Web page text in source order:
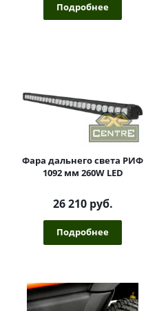
Подробнее
Фара дальнего света РИФ
1092 мм 260W LED
26 210 руб.
Подробнее